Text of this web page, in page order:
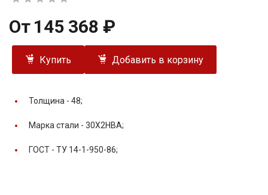
От 145 368 ₽
Купить Добавить в корзину
Толщина - 48;
Марка стали - 30Х2НВА;
ГОСТ - ТУ 14-1-950-86;